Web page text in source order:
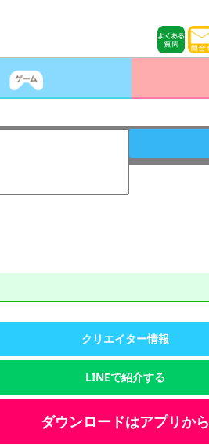
クリエイター情報
LINEで紹介する
ダウンロードはアプリから